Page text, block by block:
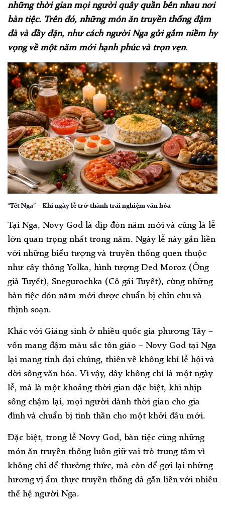
những thời gian mọi người quây quần bên nhau nơi
bàn tiệc. Trên đó, những món ăn truyền thống đậm
đà và đầy đặn, như cách người Nga gửi gắm niềm hy
vọng về một năm mới hạnh phúc và trọn vẹn.
“Tết Nga” – Khi ngày lễ trở thành trải nghiệm văn hóa
Tại Nga, Novy God là dịp đón năm mới và cũng là lễ
lớn quan trọng nhất trong năm. Ngày lễ này gắn liền
với những biểu tượng và truyền thống quen thuộc
như cây thông Yolka, hình tượng Ded Moroz (Ông
già Tuyết), Snegurochka (Cô gái Tuyết), cùng những
bàn tiệc đón năm mới được chuẩn bị chỉn chu và
thịnh soạn.
Khác với Giáng sinh ở nhiều quốc gia phương Tây –
vốn mang đậm màu sắc tôn giáo – Novy God tại Nga
lại mang tính đại chúng, thiên về không khí lễ hội và
đời sống văn hóa. Vì vậy, đây không chỉ là một ngày
lễ, mà là một khoảng thời gian đặc biệt, khi nhịp
sống chậm lại, mọi người dành thời gian cho gia
đình và chuẩn bị tinh thần cho một khởi đầu mới.
Đặc biệt, trong lễ Novy God, bàn tiệc cùng những
món ăn truyền thống luôn giữ vai trò trung tâm vì
không chỉ để thưởng thức, mà còn để gợi lại những
hương vị ẩm thực truyền thống đã gắn liền với nhiều
thế hệ người Nga.